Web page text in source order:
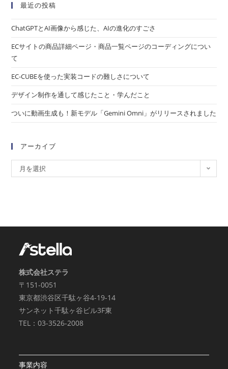
最近の投稿
ChatGPTとAI画像から感じた、AIの進化のすごさ
ECサイトの商品詳細ページ・商品一覧ページのコーディングについ
て
EC-CUBEを使った実装コードの難しさについて
デザイン制作を通して感じたこと・学んだこと
ついに動画生成も！新モデル「Gemini Omni」がリリースされました
アーカイブ
月を選択
株式会社ステラ
〒151-0051
東京都渋谷区千駄ヶ谷4-19-14
サンネット千駄ヶ谷ビル3F東
TEL：03-3526-2008
事業内容